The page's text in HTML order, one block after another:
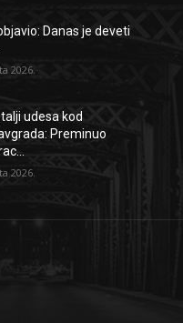
Danas je deveti
2026.
udesa kod
Preminuo
2026.